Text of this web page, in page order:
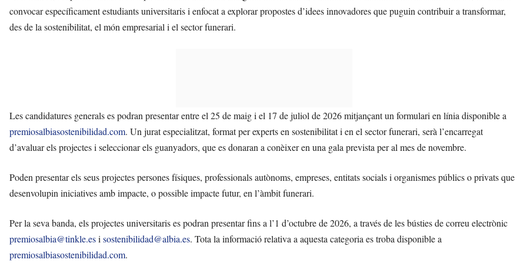
convocar específicament estudiants universitaris i enfocat a explorar propostes d’idees innovadores que puguin contribuir a transformar,
des de la sostenibilitat, el món empresarial i el sector funerari.
Les candidatures generals es podran presentar entre el 25 de maig i el 17 de juliol de 2026 mitjançant un formulari en línia disponible a
premiosalbiasostenibilidad.com. Un jurat especialitzat, format per experts en sostenibilitat i en el sector funerari, serà l’encarregat
d’avaluar els projectes i seleccionar els guanyadors, que es donaran a conèixer en una gala prevista per al mes de novembre.
Poden presentar els seus projectes persones físiques, professionals autònoms, empreses, entitats socials i organismes públics o privats que
desenvolupin iniciatives amb impacte, o possible impacte futur, en l’àmbit funerari.
Per la seva banda, els projectes universitaris es podran presentar fins a l’1 d’octubre de 2026, a través de les bústies de correu electrònic
premiosalbia@tinkle.esi sostenibilidad@albia.es. Tota la informació relativa a aquesta categoria es troba disponible a
premiosalbiasostenibilidad.com.